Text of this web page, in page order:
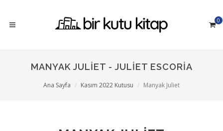
0
MANYAK JULIET - JULIET ESCORIA
Ana Sayfa Kasım 2022 Kutusu Manyak Juliet